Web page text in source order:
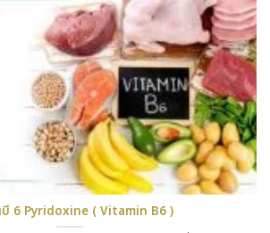
6 Pyridoxine ( Vitamin B6 )